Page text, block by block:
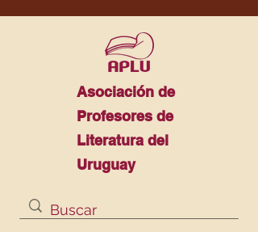
Asociación de
Profesores de
Literatura del
Uruguay